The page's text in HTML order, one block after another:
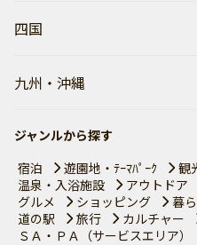
四国
九州・沖縄
ジャンルから探す
宿泊
遊園地・ﾃｰﾏﾊﾟｰｸ 観
温泉・入浴施設
アウトドア
グルメ
ショッピング 暮
道の駅
旅行
カルチャー
ＳＡ・ＰＡ（サービスエリア）